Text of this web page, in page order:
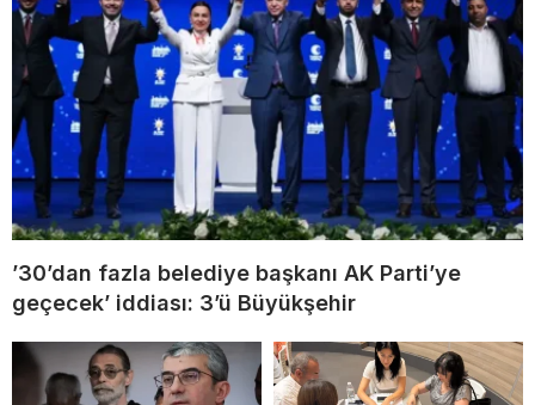
’30’dan fazla belediye başkanı AK Parti’ye
geçecek’ iddiası: 3’ü Büyükşehir